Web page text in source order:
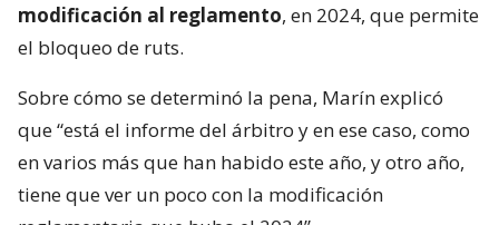
modificación al reglamento, en 2024, que permite
el bloqueo de ruts.
Sobre cómo se determinó la pena, Marín explicó
que “está el informe del árbitro y en ese caso, como
en varios más que han habido este año, y otro año,
tiene que ver un poco con la modificación